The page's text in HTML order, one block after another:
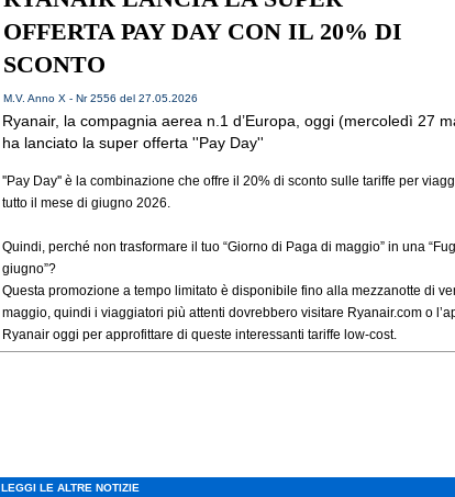
OFFERTA PAY DAY CON IL 20% DI
SCONTO
M.V. Anno X - Nr 2556 del 27.05.2026
Ryanair, la compagnia aerea n.1 d’Europa, oggi (mercoledì 27
ha lanciato la super offerta ''Pay Day''
''Pay Day'' è la combinazione che offre il 20% di sconto sulle tariffe per
tutto il mese di giugno 2026.
Quindi, perché non trasformare il tuo “Giorno di Paga di maggio” in una
giugno”?
Questa promozione a tempo limitato è disponibile fino alla mezzanotte di
maggio, quindi i viaggiatori più attenti dovrebbero visitare Ryanair.com o
Ryanair oggi per approfittare di queste interessanti tariffe low-cost.
LEGGI LE ALTRE NOTIZIE